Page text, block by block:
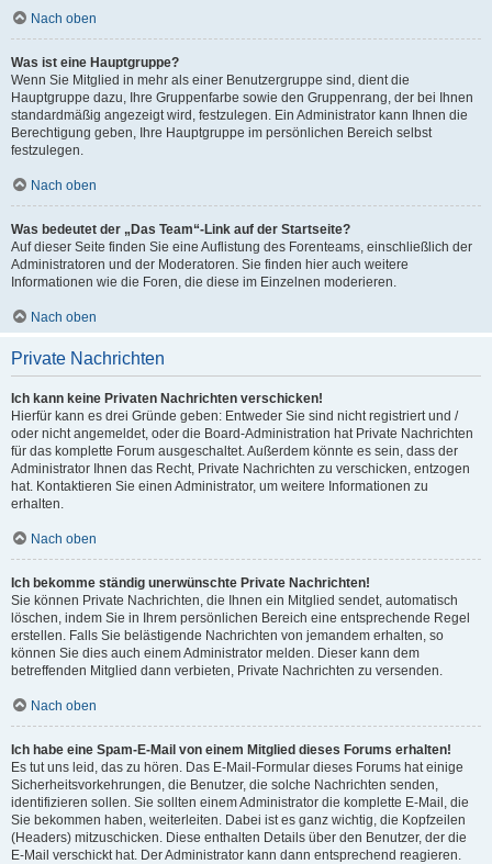
Nach oben
Was ist eine Hauptgruppe?
Wenn Sie Mitglied in mehr als einer Benutzergruppe sind, dient die
Hauptgruppe dazu, Ihre Gruppenfarbe sowie den Gruppenrang, der bei Ihnen
standardmäßig angezeigt wird, festzulegen. Ein Administrator kann Ihnen die
Berechtigung geben, Ihre Hauptgruppe im persönlichen Bereich selbst
festzulegen.
Nach oben
Was bedeutet der „Das Team“-Link auf der Startseite?
Auf dieser Seite finden Sie eine Auflistung des Forenteams, einschließlich der
Administratoren und der Moderatoren. Sie finden hier auch weitere
Informationen wie die Foren, die diese im Einzelnen moderieren.
Nach oben
Private Nachrichten
Ich kann keine Privaten Nachrichten verschicken!
Hierfür kann es drei Gründe geben: Entweder Sie sind nicht registriert und /
oder nicht angemeldet, oder die Board-Administration hat Private Nachrichten
für das komplette Forum ausgeschaltet. Außerdem könnte es sein, dass der
Administrator Ihnen das Recht, Private Nachrichten zu verschicken, entzogen
hat. Kontaktieren Sie einen Administrator, um weitere Informationen zu
erhalten.
Nach oben
Ich bekomme ständig unerwünschte Private Nachrichten!
Sie können Private Nachrichten, die Ihnen ein Mitglied sendet, automatisch
löschen, indem Sie in Ihrem persönlichen Bereich eine entsprechende Regel
erstellen. Falls Sie belästigende Nachrichten von jemandem erhalten, so
können Sie dies auch einem Administrator melden. Dieser kann dem
betreffenden Mitglied dann verbieten, Private Nachrichten zu versenden.
Nach oben
Ich habe eine Spam-E-Mail von einem Mitglied dieses Forums erhalten!
Es tut uns leid, das zu hören. Das E-Mail-Formular dieses Forums hat einige
Sicherheitsvorkehrungen, die Benutzer, die solche Nachrichten senden,
identifizieren sollen. Sie sollten einem Administrator die komplette E-Mail, die
Sie bekommen haben, weiterleiten. Dabei ist es ganz wichtig, die Kopfzeilen
(Headers) mitzuschicken. Diese enthalten Details über den Benutzer, der die
E-Mail verschickt hat. Der Administrator kann dann entsprechend reagieren.